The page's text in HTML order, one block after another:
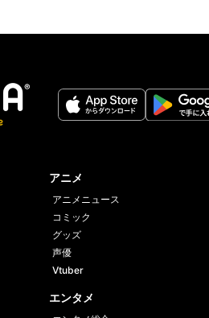
アニメ
アニメニュース
コミック
グッズ
声優
Vtuber
エンタメ